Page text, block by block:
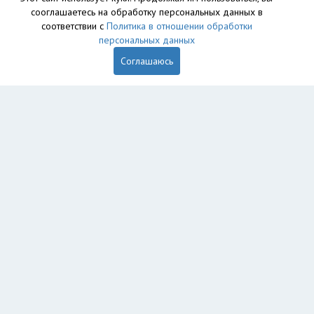
сооглашаетесь на обработку персональных данных в
соответствии с Политика в отношении обработки
персональных данных
Соглашаюсь